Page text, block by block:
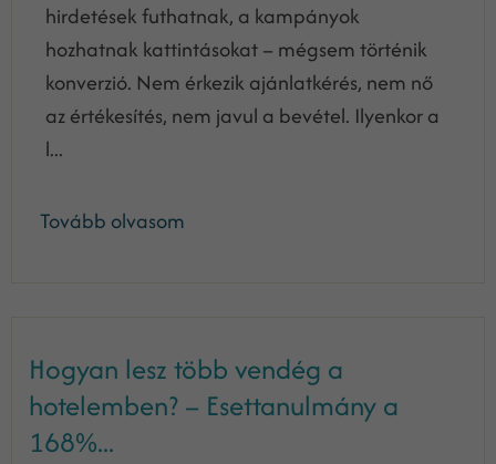
hirdetések futhatnak, a kampányok
hozhatnak kattintásokat – mégsem történik
konverzió. Nem érkezik ajánlatkérés, nem nő
az értékesítés, nem javul a bevétel. Ilyenkor a
l...
Tovább olvasom
Hogyan lesz több vendég a
hotelemben? – Esettanulmány a
168%...